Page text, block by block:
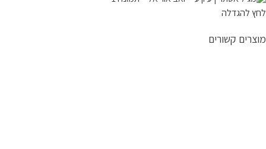
לחץ להגדלה
מוצרים קשורים